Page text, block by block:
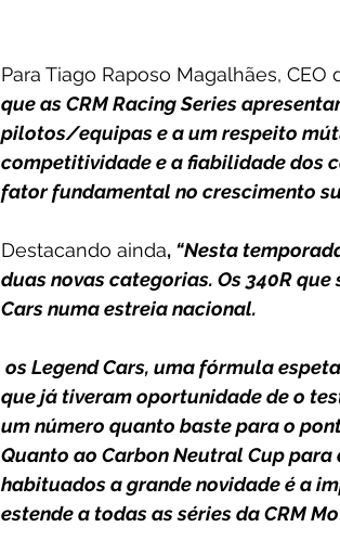
Para Tiago Raposo Magalhães, CEO
que as CRM Racing Series
pilotos/equipas e a um respeito
competitividade e a fiabilidade dos
fator fundamental no crescimento
Destacando ainda, “Nesta
duas novas categorias. Os 340R
Cars numa estreia nacional.
que já tiveram oportunidade de o
um número quanto baste para o
Quanto ao Carbon Neutral Cup
habituados a grande novidade é a
estende a todas as séries da CRM